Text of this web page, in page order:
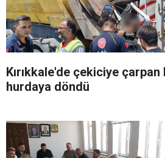
Kırıkkale'de çekiciye çarpan
hurdaya döndü